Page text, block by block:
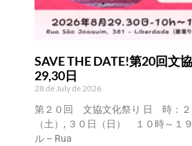
SAVE THE DATE!第20回文
29,30日
28 de July de 2026
第２０回 文協文化祭り 日 時：２
（土）, ３０日（日） １０時～１
ル – Rua